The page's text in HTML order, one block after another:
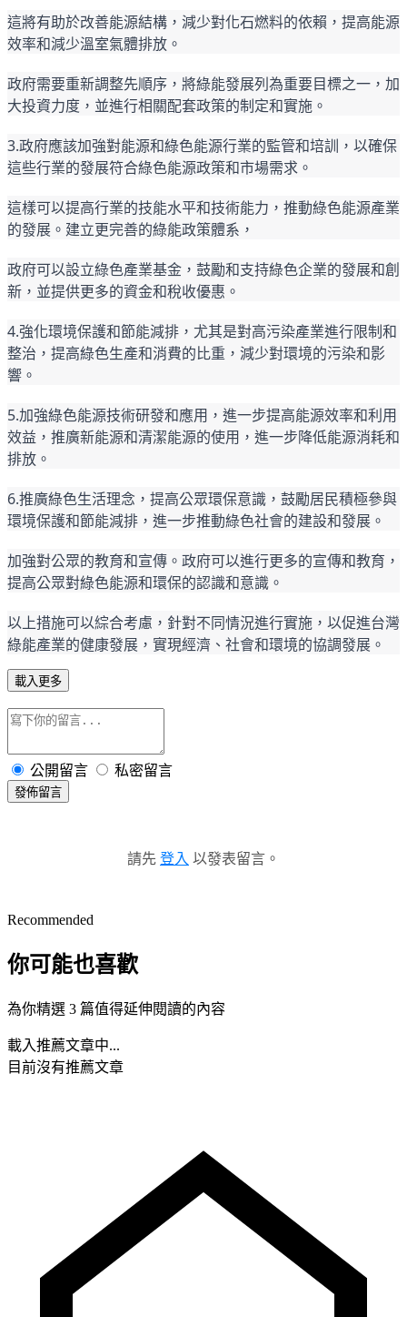
這將有助於改善能源結構，減少對化石燃料的依賴，提高能源
效率和減少溫室氣體排放。
政府需要重新調整先順序，將綠能發展列為重要目標之一，加
大投資力度，並進行相關配套政策的制定和實施。
3.政府應該加強對能源和綠色能源行業的監管和培訓，以確保
這些行業的發展符合綠色能源政策和市場需求。
這樣可以提高行業的技能水平和技術能力，推動綠色能源產業
的發展。建立更完善的綠能政策體系，
政府可以設立綠色產業基金，鼓勵和支持綠色企業的發展和創
新，並提供更多的資金和稅收優惠 。
4.強化環境保護和節能減排，尤其是對高污染產業進行限制和
整治，提高綠色生產和消費的比重，減少對環境的污染和影
響。
5.加強綠色能源技術研發和應用，進一步提高能源效率和利用
效益，推廣新能源和清潔能源的使用，進一步降低能源消耗和
排放。
6.推廣綠色生活理念，提高公眾環保意識，鼓勵居民積極參與
環境保護和節能減排，進一步推動綠色社會的建設和發展。
加強對公眾的教育和宣傳。政府可以進行更多的宣傳和教育，
提高公眾對綠色能源和環保的認識和意識 。
以上措施可以綜合考慮，針對不同情況進行實施，以促進台灣
綠能產業的健康發展，實現經濟、社會和環境的協調發展。
載入更多
公開留言 私密留言
發佈留言
請先 登入 以發表留言。
Recommended
你可能也喜歡
為你精選 3 篇值得延伸閱讀的內容
載入推薦文章中...
目前沒有推薦文章